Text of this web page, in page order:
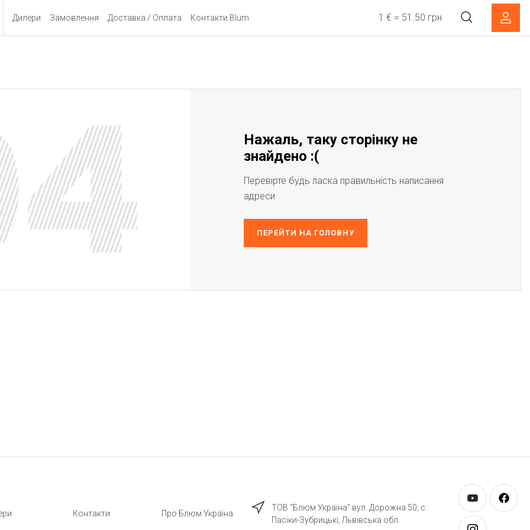
Дилери Замовлення Доставка / Оплата Контакти Blum 1 € = 51.50 грн
Нажаль, таку сторінку не
знайдено :(
Перевірте будь ласка правильність написання
адреси
ПЕРЕЙТИ НА ГОЛОВНУ
Контакти Про Блюм Україна
ТОВ “Блюм Україна” вул. Дорожна 50, c.
Пасіки-Зубрицькі, Львівська обл.